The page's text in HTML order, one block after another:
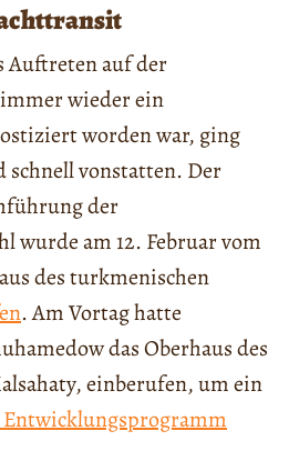
Auftreten auf der
wieder ein
worden war, ging
schnell vonstatten. Der
der
wurde am 12. Februar vom
des turkmenischen
. Am Vortag hatte
das Oberhaus des
einberufen, um ein